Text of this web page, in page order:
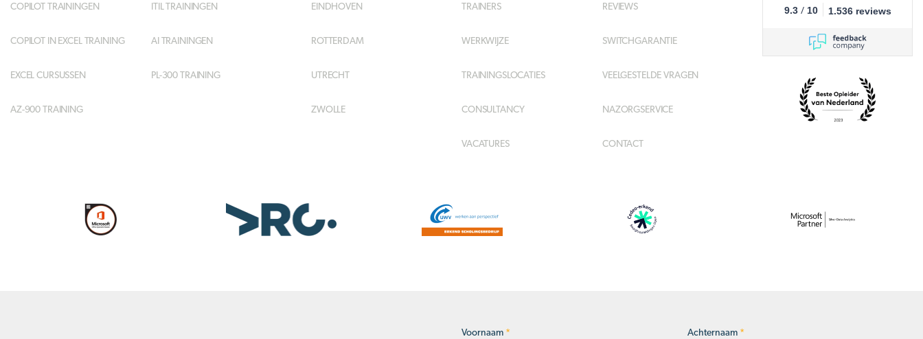
COPILOT TRAININGEN ITIL TRAININGEN
COPILOT IN EXCEL TRAINING AI TRAININGEN
EXCEL CURSUSSEN PL-300 TRAINING
AZ-900 TRAINING
EINDHOVEN
ROTTERDAM
UTRECHT
ZWOLLE
TRAINERS REVIEWS
WERKWIJZE SWITCHGARANTIE
TRAININGSLOCATIES VEELGESTELDE VRAGEN
CONSULTANCY NAZORGSERVICE
VACATURES CONTACT
9.3 / 10 1.536 reviews
Naam*
Voornaam * Achternaam *